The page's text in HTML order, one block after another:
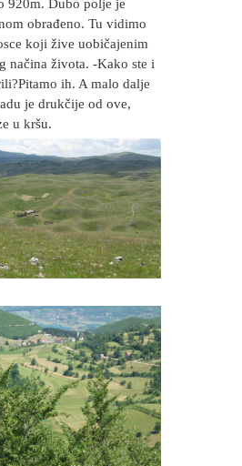
920m. Dubo polje je
obrađeno. Tu vidimo
koji žive uobičajenim
načina života. -Kako ste i
ih. A malo dalje
je drukčije od ove,
u kršu.